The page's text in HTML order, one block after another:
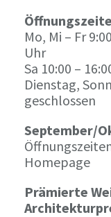
Mo, Mi – Fr
Uhr
Sa 10:00 –
Dienstag,
geschlossen
September/
Homepage
Prämierte